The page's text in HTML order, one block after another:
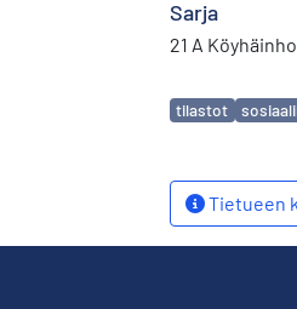
Sarja
21 A
Avainsanat
tilastot
Tietueen